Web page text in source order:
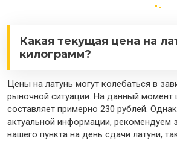
Какая текущая цена на
килограмм?
Цены на латунь могут колебаться в
рыночной ситуации. На данный момент
составляет примерно 230 рублей.
актуальной информации, рекомендуем
нашего пункта на день сдачи латуни,